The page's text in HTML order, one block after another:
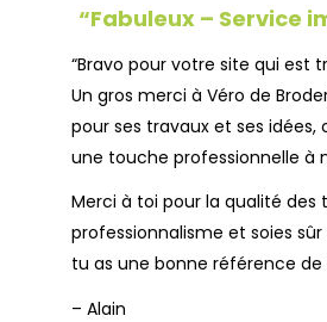
“Fabuleux – Service
“Bravo pour votre site qui est
Un gros merci à Véro de
pour ses travaux et ses idées,
une touche professionnelle à
Merci à toi pour la qualité des
professionnalisme et soies
tu as une bonne référence de
– Alain